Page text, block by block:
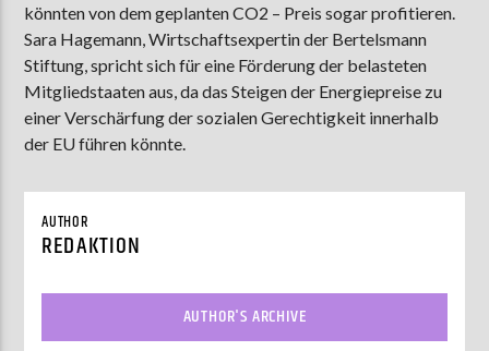
ZU HÖREN INMünster90,9 MHz Steinfurt103,9 MHz
könnten von dem geplanten CO2 – Preis sogar profitieren.
Sara Hagemann, Wirtschaftsexpertin der Bertelsmann
Stiftung, spricht sich für eine Förderung der belasteten
Mitgliedstaaten aus, da das Steigen der Energiepreise zu
einer Verschärfung der sozialen Gerechtigkeit innerhalb
der EU führen könnte.
AUTHOR
REDAKTION
AUTHOR'S ARCHIVE